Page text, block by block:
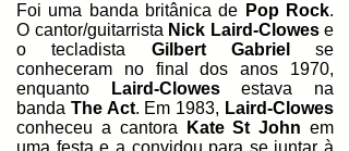
Foi uma banda britânica de Pop Rock.
O cantor/guitarrista Nick Laird-Clowese
o tecladista Gilbert Gabriel
se
conheceram no final dos anos 1970,
enquanto
Laird-Clowesestava na
banda The Act. Em 1983, Laird-Clowes
conheceu a cantora
Kate St John em
uma festa e a convidou para se juntar à